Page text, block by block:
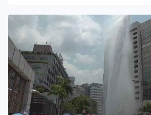
工作、認識內地媒體環境及行業運作，另
括敦煌實習計劃及港澳青年故宮實習計劃